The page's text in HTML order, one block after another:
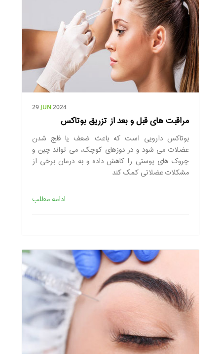
29 JUN2024
مراقبت های قبل و بعد از تزریق بوتاکس
بوتاکس دارویی است که باعث ضعف یا فلج شدن
عضلات می شود و در دوزهای کوچک، می تواند چین و
چروک های پوستی را کاهش داده و به درمان برخی از
مشکلات عضلاتی کمک کند
ادامه مطلب